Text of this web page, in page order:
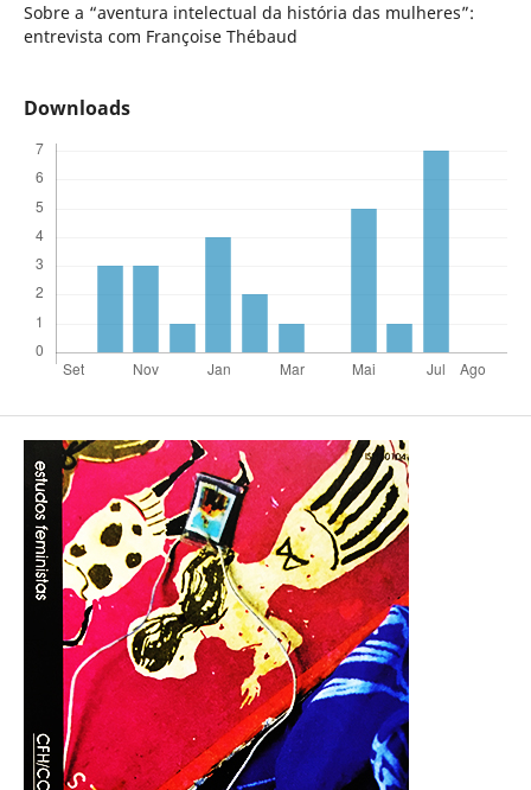
Sobre a “aventura intelectual da história das mulheres”:
entrevista com Françoise Thébaud
Downloads